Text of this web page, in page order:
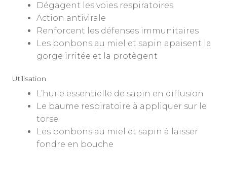
Dégagent les voies respiratoires
Action antivirale
Renforcent les défenses immunitaires
Les bonbons au miel et sapin apaisent la
gorge irritée et la protègent
Utilisation
L’huile essentielle de sapin en diffusion
Le baume respiratoire à appliquer sur le
torse
Les bonbons au miel et sapin à laisser
fondre en bouche